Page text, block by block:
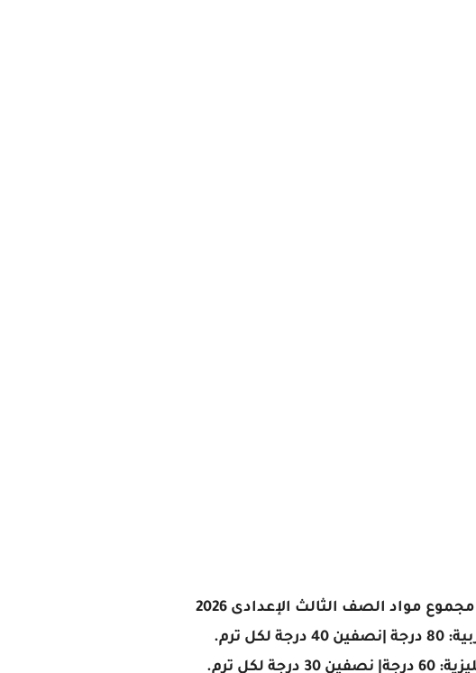
مواد الصف الثالث الإعدادى 2026
درجة لكل ترم.
30 درجة لكل ترم.